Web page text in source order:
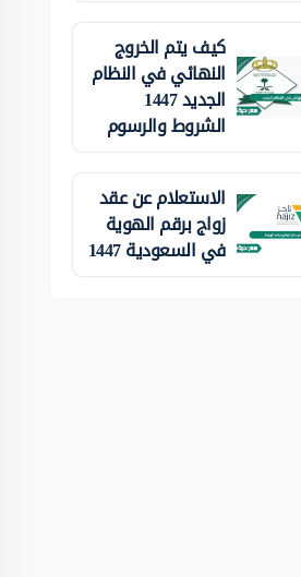
كيف يتم الخروج
النهائي في النظام
الجديد 1447
الشروط والرسوم
الاستعلام عن عقد
زواج برقم الهوية
في السعودية 1447